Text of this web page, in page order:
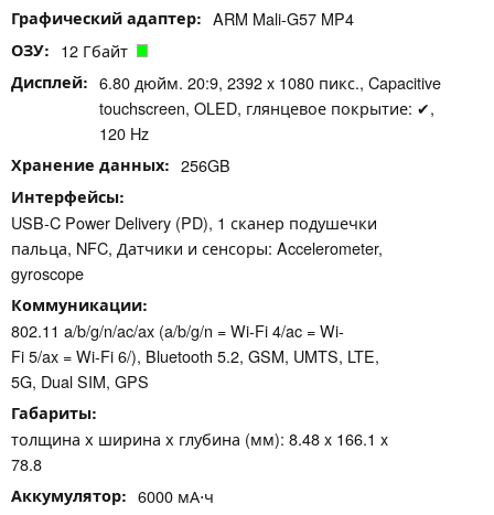
Графический адаптер ARM Mali-G57 MP4
ОЗУ 12 Гбайт
Дисплей
6.80 дюйм. 20:9, 2392 x 1080 пикс., Capacitive
touchscreen, OLED, глянцевое покрытие: ✔,
120 Hz
Хранение данных 256GB
Интерфейсы
USB-C Power Delivery (PD), 1 сканер подушечки
пальца, NFC, Датчики и сенсоры: Accelerometer,
gyroscope
Коммуникации
802.11 a/b/g/n/ac/ax (a/b/g/n = Wi-Fi 4/ac = Wi-
Fi 5/ax = Wi-Fi 6/), Bluetooth 5.2, GSM, UMTS, LTE,
5G, Dual SIM, GPS
Габариты
толщина х ширина х глубина (мм): 8.48 x 166.1 x
78.8
Аккумулятор 6000 мА⋅ч